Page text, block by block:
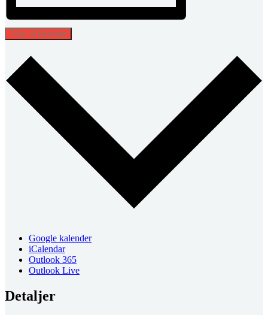
Tilføj til kalender
Google kalender
iCalendar
Outlook 365
Outlook Live
Detaljer